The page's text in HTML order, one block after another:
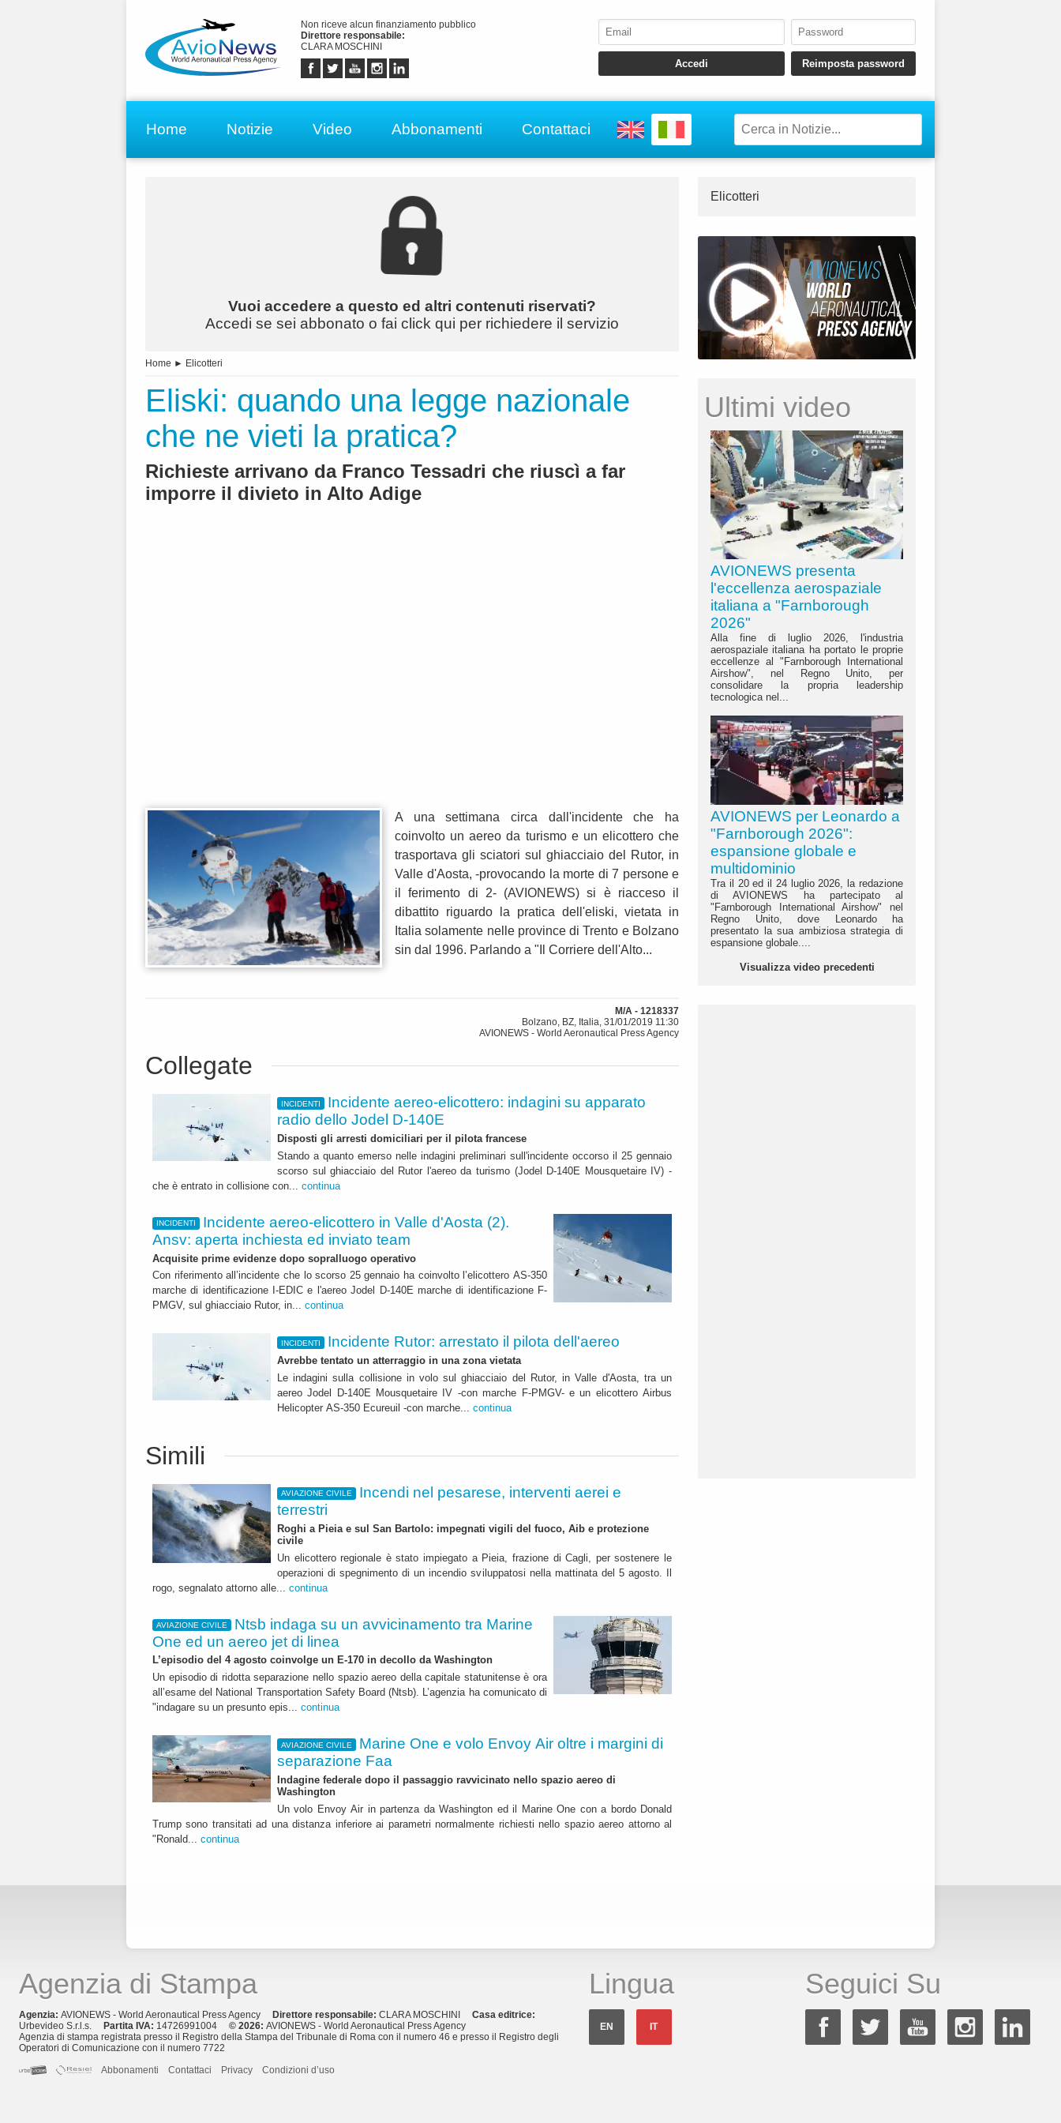
Non riceve alcun finanziamento pubblico
Direttore responsabile:
CLARA MOSCHINI
Home Notizie Video Abbonamenti Contattaci
Vuoi accedere a questo ed altri contenuti riservati?
Accedi se sei abbonato o fai click qui per richiedere il servizio
Home ► Elicotteri
Eliski: quando una legge nazionale
che ne vieti la pratica?
Richieste arrivano da Franco Tessadri che riuscì a far
imporre il divieto in Alto Adige
A una settimana circa dall'incidente che ha
coinvolto un aereo da turismo e un elicottero che
trasportava gli sciatori sul ghiacciaio del Rutor, in
Valle d'Aosta, -provocando la morte di 7 persone e
il ferimento di 2- (AVIONEWS) si è riacceso il
dibattito riguardo la pratica dell'eliski, vietata in
Italia solamente nelle province di Trento e Bolzano
sin dal 1996. Parlando a "Il Corriere dell'Alto...
M/A - 1218337
Bolzano, BZ, Italia, 31/01/2019 11:30
AVIONEWS - World Aeronautical Press Agency
Collegate
INCIDENTI
Incidente aereo-elicottero: indagini su apparato
radio dello Jodel D-140E
Disposti gli arresti domiciliari per il pilota francese
Stando a quanto emerso nelle indagini preliminari sull'incidente occorso il 25 gennaio
scorso sul ghiacciaio del Rutor l'aereo da turismo (Jodel D-140E Mousquetaire IV) -
che è entrato in collisione con... continua
INCIDENTI
Incidente aereo-elicottero in Valle d'Aosta (2).
Ansv: aperta inchiesta ed inviato team
Acquisite prime evidenze dopo sopralluogo operativo
Con riferimento all’incidente che lo scorso 25 gennaio ha coinvolto l’elicottero AS-350
marche di identificazione I-EDIC e l'aereo Jodel D-140E marche di identificazione F-
PMGV, sul ghiacciaio Rutor, in... continua
INCIDENTI Incidente Rutor: arrestato il pilota dell'aereo
Avrebbe tentato un atterraggio in una zona vietata
Le indagini sulla collisione in volo sul ghiacciaio del Rutor, in Valle d'Aosta, tra un
aereo Jodel D-140E Mousquetaire IV -con marche F-PMGV- e un elicottero Airbus
Helicopter AS-350 Ecureuil -con marche... continua
Simili
AVIAZIONE CIVILE
Incendi nel pesarese, interventi aerei e
terrestri
Roghi a Pieia e sul San Bartolo: impegnati vigili del fuoco, Aib e protezione
civile
Un elicottero regionale è stato impiegato a Pieia, frazione di Cagli, per sostenere le
operazioni di spegnimento di un incendio sviluppatosi nella mattinata del 5 agosto. Il
rogo, segnalato attorno alle... continua
AVIAZIONE CIVILE
Ntsb indaga su un avvicinamento tra Marine
One ed un aereo jet di linea
L’episodio del 4 agosto coinvolge un E-170 in decollo da Washington
Un episodio di ridotta separazione nello spazio aereo della capitale statunitense è ora
all’esame del National Transportation Safety Board (Ntsb). L’agenzia ha comunicato di
"indagare su un presunto epis... continua
AVIAZIONE CIVILE
Marine One e volo Envoy Air oltre i margini di
separazione Faa
Indagine federale dopo il passaggio ravvicinato nello spazio aereo di
Washington
Un volo Envoy Air in partenza da Washington ed il Marine One con a bordo Donald
Trump sono transitati ad una distanza inferiore ai parametri normalmente richiesti nello spazio aereo attorno al
"Ronald... continua
Elicotteri
Ultimi video
AVIONEWS presenta
l'eccellenza aerospaziale
italiana a "Farnborough
2026"
Alla fine di luglio 2026, l'industria
aerospaziale italiana ha portato le proprie
eccellenze al "Farnborough International
Airshow", nel Regno Unito, per
consolidare la propria leadership
tecnologica nel...
AVIONEWS per Leonardo a
"Farnborough 2026":
espansione globale e
multidominio
Tra il 20 ed il 24 luglio 2026, la redazione
di AVIONEWS ha partecipato al
"Farnborough International Airshow" nel
Regno Unito, dove Leonardo ha
presentato la sua ambiziosa strategia di
espansione globale....
Visualizza video precedenti
Agenzia di Stampa
Agenzia: AVIONEWS - World Aeronautical Press Agency Direttore responsabile: CLARA MOSCHINI Casa editrice:
Urbevideo S.r.l.s. Partita IVA: 14726991004 © 2026: AVIONEWS - World Aeronautical Press Agency
Agenzia di stampa registrata presso il Registro della Stampa del Tribunale di Roma con il numero 46 e presso il Registro degli
Operatori di Comunicazione con il numero 7722
Abbonamenti
Contattaci Privacy Condizioni d’uso
Lingua
EN IT
Seguici Su